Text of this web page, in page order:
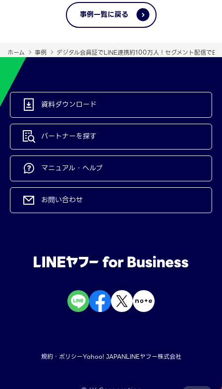
事例一覧に戻る
ホーム 事例 デジタル会員証でLINE連携約100万人！セグメント配信で
資料ダウンロード
パートナーを探す
マニュアル・ヘルプ
お問い合わせ
規約・ポリシーYahoo! JAPANLINEヤフー株式会社